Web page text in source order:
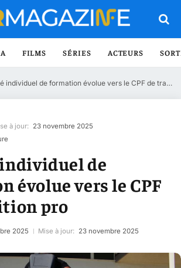
FILMS SÉRIES ACTEURS
individuel de formation évolue vers le CPF de transition pro
à jour: 23 novembre 2025
de
évolue vers le CPF
pro
2025 Mise à jour: 23 novembre 2025